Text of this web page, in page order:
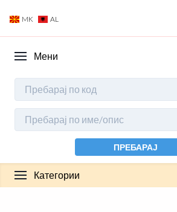
MK AL
Мени
ПРЕБАРАЈ
Категории